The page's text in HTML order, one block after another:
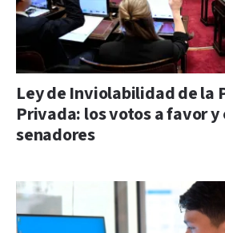
Ley de Inviolabilidad de la
Privada: los votos a favor y
senadores